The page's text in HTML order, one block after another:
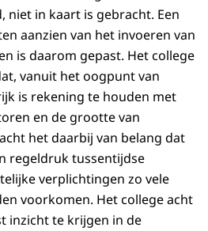
niet in kaart is gebracht. Een
aanzien van het invoeren van
is daarom gepast. Het college
vanuit het oogpunt van
is rekening te houden met
en de grootte van
het daarbij van belang dat
regeldruk tussentijdse
verplichtingen zo vele
voorkomen. Het college acht
inzicht te krijgen in de